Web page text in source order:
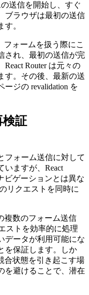
送信を開始し、すぐ
ブラウザは最初の送信
。
フォームを扱う際にこ
され、最初の送信が完
Router は元々の
す。その後、最新の送
ジの revalidation を
証
フォーム送信に対して
いますが、React
ビゲーションとは異な
リクエストを同時に
複数のフォーム送信
ストを効率的に処理
データが利用可能にな
を保証します。しか
合状態を引き起こす場
を避けることで、潜在